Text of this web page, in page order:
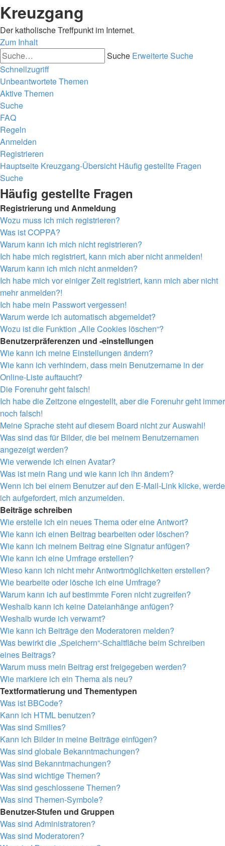
Kreuzgang
Der katholische Treffpunkt im Internet.
Zum Inhalt
Suche Erweiterte Suche
Schnellzugriff
Unbeantwortete Themen
Aktive Themen
Suche
FAQ
Regeln
Anmelden
Registrieren
Hauptseite Kreuzgang-Übersicht Häufig gestellte Fragen
Suche
Häufig gestellte Fragen
Registrierung und Anmeldung
Wozu muss ich mich registrieren?
Was ist COPPA?
Warum kann ich mich nicht registrieren?
Ich habe mich registriert, kann mich aber nicht anmelden!
Warum kann ich mich nicht anmelden?
Ich habe mich vor einiger Zeit registriert, kann mich aber nicht
mehr anmelden?!
Ich habe mein Passwort vergessen!
Warum werde ich automatisch abgemeldet?
Wozu ist die Funktion „Alle Cookies löschen“?
Benutzerpräferenzen und -einstellungen
Wie kann ich meine Einstellungen ändern?
Wie kann ich verhindern, dass mein Benutzername in der
Online-Liste auftaucht?
Die Forenuhr geht falsch!
Ich habe die Zeitzone eingestellt, aber die Forenuhr geht immer
noch falsch!
Meine Sprache steht auf diesem Board nicht zur Auswahl!
Was sind das für Bilder, die bei meinem Benutzernamen
angezeigt werden?
Wie verwende ich einen Avatar?
Was ist mein Rang und wie kann ich ihn ändern?
Wenn ich bei einem Benutzer auf den E-Mail-Link klicke, werde
ich aufgefordert, mich anzumelden.
Beiträge schreiben
Wie erstelle ich ein neues Thema oder eine Antwort?
Wie kann ich einen Beitrag bearbeiten oder löschen?
Wie kann ich meinem Beitrag eine Signatur anfügen?
Wie kann ich eine Umfrage erstellen?
Wieso kann ich nicht mehr Antwortmöglichkeiten erstellen?
Wie bearbeite oder lösche ich eine Umfrage?
Warum kann ich auf bestimmte Foren nicht zugreifen?
Weshalb kann ich keine Dateianhänge anfügen?
Weshalb wurde ich verwarnt?
Wie kann ich Beiträge den Moderatoren melden?
Was bewirkt die „Speichern“-Schaltfläche beim Schreiben
eines Beitrags?
Warum muss mein Beitrag erst freigegeben werden?
Wie markiere ich ein Thema als neu?
Textformatierung und Thementypen
Was ist BBCode?
Kann ich HTML benutzen?
Was sind Smilies?
Kann ich Bilder in meine Beiträge einfügen?
Was sind globale Bekanntmachungen?
Was sind Bekanntmachungen?
Was sind wichtige Themen?
Was sind geschlossene Themen?
Was sind Themen-Symbole?
Benutzer-Stufen und Gruppen
Was sind Administratoren?
Was sind Moderatoren?